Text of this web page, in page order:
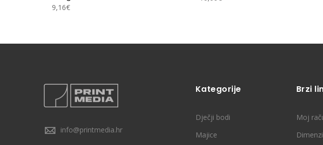
9,16€
info@printmedia.hr
Kategorije
Dječji bodi
Majice
Brzi
Moj